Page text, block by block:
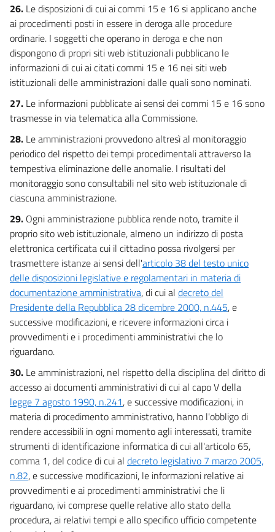
26. Le disposizioni di cui ai commi 15 e 16 si applicano anche
ai procedimenti posti in essere in deroga alle procedure
ordinarie. I soggetti che operano in deroga e che non
dispongono di propri siti web istituzionali pubblicano le
informazioni di cui ai citati commi 15 e 16 nei siti web
istituzionali delle amministrazioni dalle quali sono nominati.
27. Le informazioni pubblicate ai sensi dei commi 15 e 16 sono
trasmesse in via telematica alla Commissione.
28. Le amministrazioni provvedono altresì al monitoraggio
periodico del rispetto dei tempi procedimentali attraverso la
tempestiva eliminazione delle anomalie. I risultati del
monitoraggio sono consultabili nel sito web istituzionale di
ciascuna amministrazione.
29. Ogni amministrazione pubblica rende noto, tramite il
proprio sito web istituzionale, almeno un indirizzo di posta
elettronica certificata cui il cittadino possa rivolgersi per
trasmettere istanze ai sensi dell'articolo 38 del testo unico
delle disposizioni legislative e regolamentari in materia di
documentazione amministrativa, di cui al decreto del
Presidente della Repubblica 28 dicembre 2000, n.445, e
successive modificazioni, e ricevere informazioni circa i
provvedimenti e i procedimenti amministrativi che lo
riguardano.
30. Le amministrazioni, nel rispetto della disciplina del diritto di
accesso ai documenti amministrativi di cui al capo V della
legge 7 agosto 1990, n.241, e successive modificazioni, in
materia di procedimento amministrativo, hanno l'obbligo di
rendere accessibili in ogni momento agli interessati, tramite
strumenti di identificazione informatica di cui all'articolo 65,
comma 1, del codice di cui al decreto legislativo 7 marzo 2005,
n.82, e successive modificazioni, le informazioni relative ai
provvedimenti e ai procedimenti amministrativi che li
riguardano, ivi comprese quelle relative allo stato della
procedura, ai relativi tempi e allo specifico ufficio competente